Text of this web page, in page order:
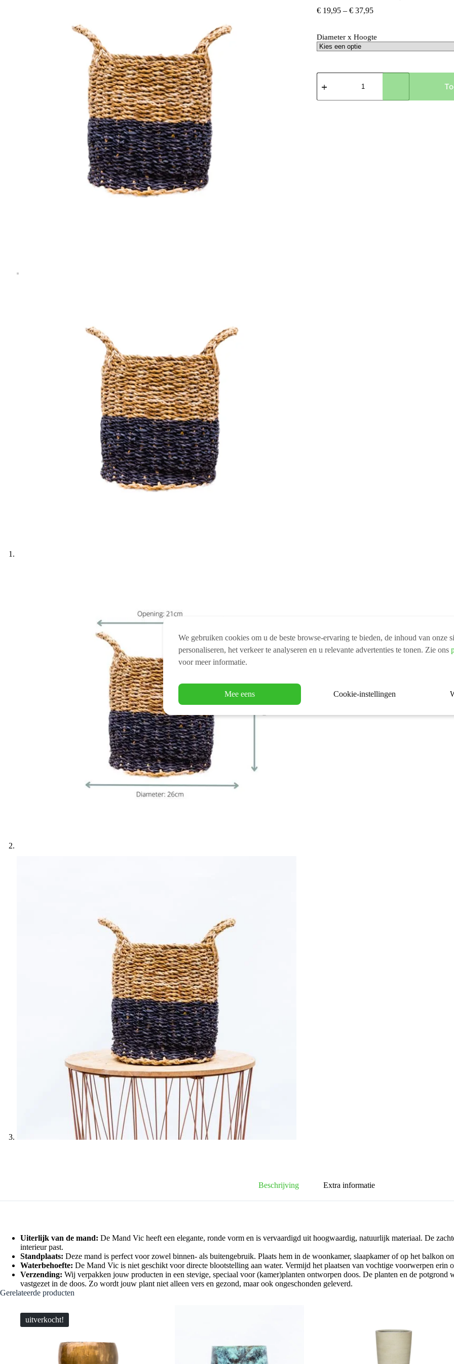
€19,95 – €37,95Prijsklasse:
€ 37,95
Diameter x Hoogte
Mand
Vic
Beschrijving Extra informatie
Uiterlijk van de mand: De Mand Vic heeft een elegante, ronde vorm en is vervaardigd uit hoogwaardig, natuurlijk materiaal. De
interieur past.
Standplaats: Deze mand is perfect voor zowel binnen- als buitengebruik. Plaats hem in de woonkamer, slaapkamer of op het balkon
Waterbehoefte: De Mand Vic is niet geschikt voor directe blootstelling aan water. Vermijd het plaatsen van vochtige voorwerpen erin
Verzending: Wij verpakken jouw producten in een stevige, speciaal voor (kamer)planten ontworpen doos. De planten en de potgrond
vastgezet in de doos. Zo wordt jouw plant niet alleen vers en gezond, maar ook ongeschonden geleverd.
Gerelateerde producten
uitverkocht!
We gebruiken cookies om u de beste browse-ervaring te bieden, de inhoud van onze
personaliseren, het verkeer te analyseren en u relevante advertenties te tonen. Zie ons
voor meer informatie.
Mee eens Cookie-instellingen